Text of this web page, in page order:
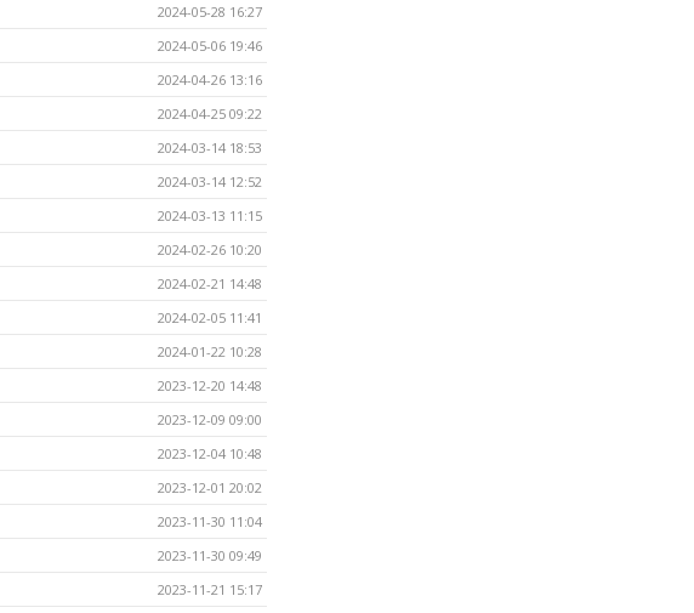
2024-05-28 16:27
2024-05-06 19:46
2024-04-26 13:16
2024-04-25 09:22
2024-03-14 18:53
2024-03-14 12:52
2024-03-13 11:15
2024-02-26 10:20
2024-02-21 14:48
2024-02-05 11:41
2024-01-22 10:28
2023-12-20 14:48
2023-12-09 09:00
2023-12-04 10:48
2023-12-01 20:02
2023-11-30 11:04
2023-11-30 09:49
2023-11-21 15:17